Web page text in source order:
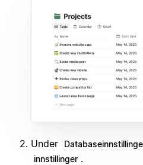
Under
innstillinger .